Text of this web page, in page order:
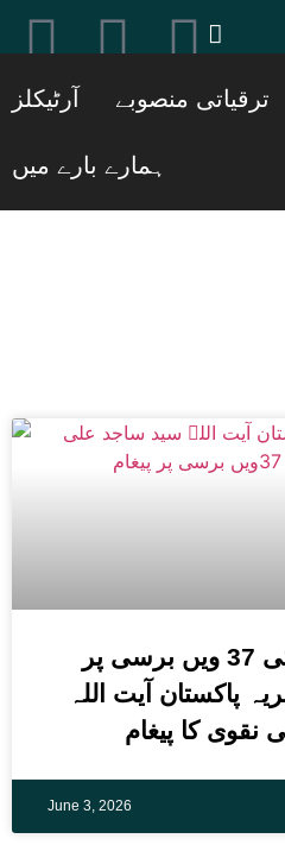
ترقیاتی منصوبے آرٹیکلز
ہمارے بارے میں
امام خمینی ؒ کی 37 ویں برسی پر
پاکستان آیت اللہ
کا پیغام
June 3, 2026